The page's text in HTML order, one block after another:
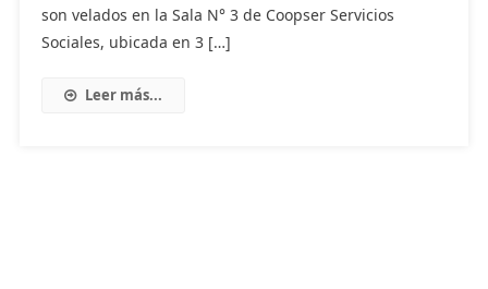
son velados en la Sala N° 3 de Coopser Servicios
Sociales, ubicada en 3 […]
Leer más...